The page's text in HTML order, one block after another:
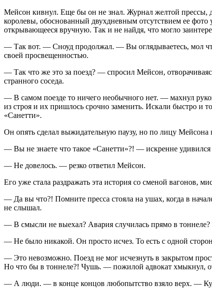
Мейсон кивнул. Еще бы он не знал. Журнал желтой прессы,
королевы, обоснованный двухдневным отсутствием ее
открывающееся вручную. Так и не найдя, что могло
— Так вот. — Сноуд продолжал. — Вы оглядываетесь, мол
своей просвещенностью.
— Так что же это за поезд? — спросил Мейсон,
странного соседа.
— В самом поезде то ничего необычного нет. — махнул
из строя и их пришлось срочно заменить. Искали быстро и
«Санетти».
Он опять сделал выжидательную паузу, но по лицу Мейсона
— Вы не знаете что такое «Санетти»?! — искренне удивился
— Не довелось. — резко ответил Мейсон.
Его уже стала раздражать эта история со сменой вагонов,
— Да вы что?! Помните пресса стояла на ушах, когда в
не слышал.
— В смысли не выехал? Авария случилась прямо в тоннеле?
— Не было никакой. Он просто исчез. То есть с одной
— Это невозможно. Поезд не мог исчезнуть в закрытом
Но что бы в тоннеле?! Чушь. — пожилой адвокат хмыкнул,
— А люди. — в конце концов любопытство взяло верх. —